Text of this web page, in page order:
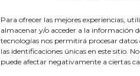
Para ofrecer las mejores experiencias,
almacenar y/o acceder a la información
tecnologías nos permitirá procesar
las identificaciones únicas en este sitio.
puede afectar negativamente a ciertas
Carr. de
Alcobendas,
+34 633 811